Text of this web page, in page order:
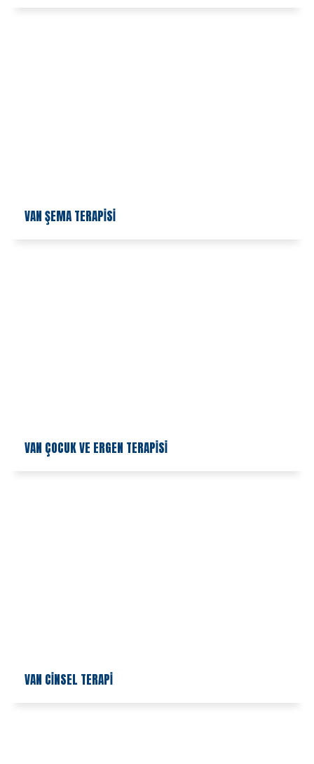
VAN ŞEMA TERAPİSİ
VAN ÇOCUK VE ERGEN TERAPİSİ
VAN CİNSEL TERAPİ